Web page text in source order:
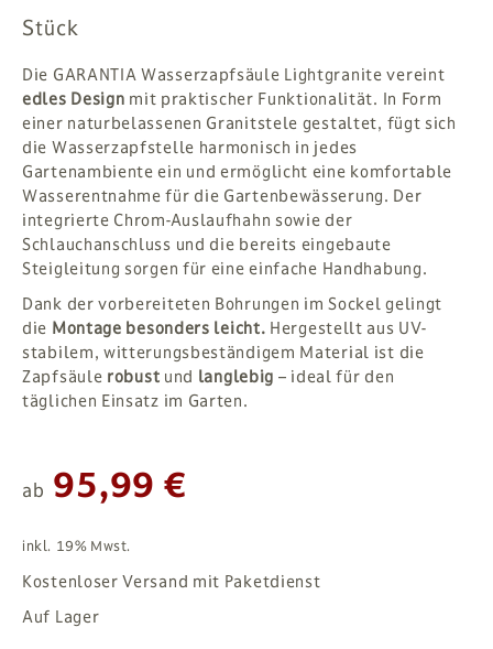
Stück
Die GARANTIA Wasserzapfsäule Lightgranite vereint
edles Design mit praktischer Funktionalität. In Form
einer naturbelassenen Granitstele gestaltet, fügt sich
die Wasserzapfstelle harmonisch in jedes
Gartenambiente ein und ermöglicht eine komfortable
Wasserentnahme für die Gartenbewässerung. Der
integrierte Chrom-Auslaufhahn sowie der
Schlauchanschluss und die bereits eingebaute
Steigleitung sorgen für eine einfache Handhabung.
Dank der vorbereiteten Bohrungen im Sockel gelingt
die Montage besonders leicht. Hergestellt aus UV-
stabilem, witterungsbeständigem Material ist die
Zapfsäule robust und langlebig – ideal für den
täglichen Einsatz im Garten.
ab 95,99 €
inkl. 19% Mwst.
Kostenloser Versand mit Paketdienst
Auf Lager